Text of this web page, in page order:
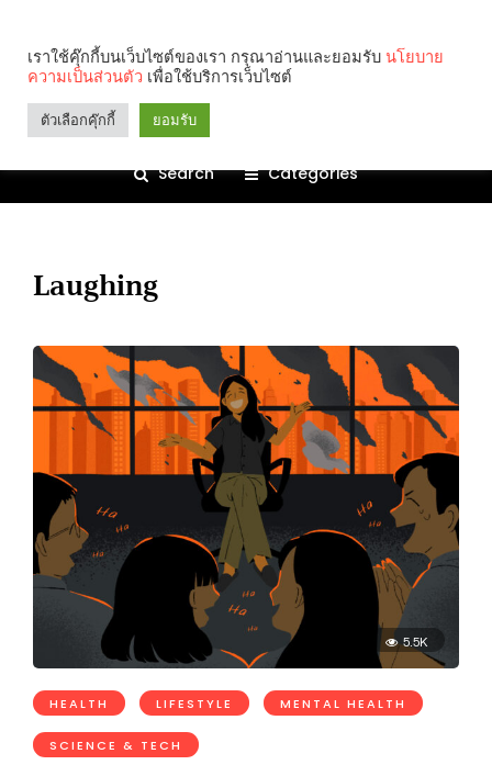
Search Categories
Laughing
5.5K
HEALTH LIFESTYLE MENTAL HEALTH
SCIENCE & TECH
เราใช้คุ๊กกี้บนเว็บไซต์ของเรา กรุณาอ่านและยอมรับ นโยบาย
ความเป็นส่วนตัว เพื่อใช้บริการเว็บไซต์
ตัวเลือกคุ๊กกี้ ยอมรับ